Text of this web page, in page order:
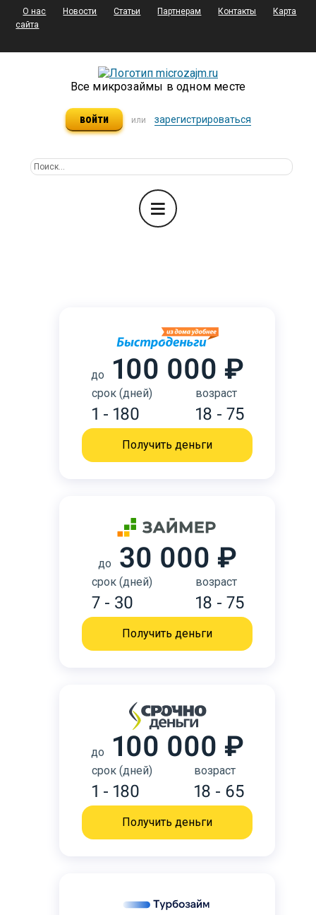
О нас Новости Статьи Партнерам Контакты
Карта
сайта
Все микрозаймы в одном месте
войти или зарегистрироваться
до 100 000 ₽
срок (дней)
1 - 180
возраст
18 - 75
Получить деньги
до 30 000 ₽
срок (дней)
7 - 30
возраст
18 - 75
Получить деньги
до 100 000 ₽
срок (дней)
1 - 180
возраст
18 - 65
Получить деньги